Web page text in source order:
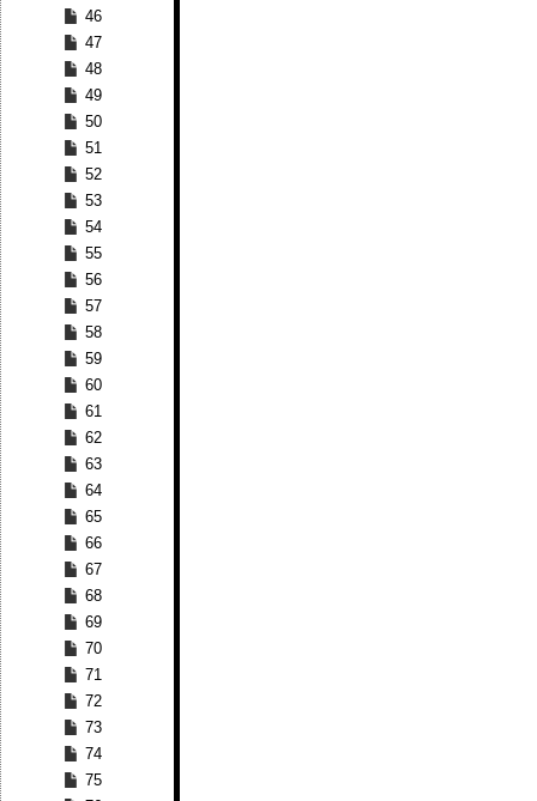
46
47
48
49
50
51
52
53
54
55
56
57
58
59
60
61
62
63
64
65
66
67
68
69
70
71
72
73
74
75